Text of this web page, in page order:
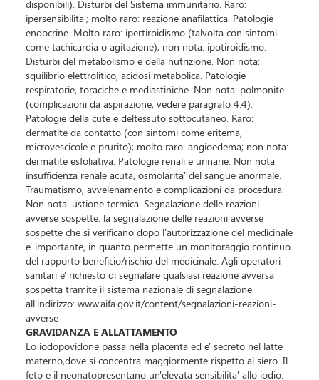
disponibili). Disturbi del Sistema immunitario. Raro:
ipersensibilita'; molto raro: reazione anafilattica. Patologie
endocrine. Molto raro: ipertiroidismo (talvolta con sintomi
come tachicardia o agitazione); non nota: ipotiroidismo.
Disturbi del metabolismo e della nutrizione. Non nota:
squilibrio elettrolitico, acidosi metabolica. Patologie
respiratorie, toraciche e mediastiniche. Non nota: polmonite
(complicazioni da aspirazione, vedere paragrafo 4.4).
Patologie della cute e deltessuto sottocutaneo. Raro:
dermatite da contatto (con sintomi come eritema,
microvescicole e prurito); molto raro: angioedema; non nota:
dermatite esfoliativa. Patologie renali e urinarie. Non nota:
insufficienza renale acuta, osmolarita' del sangue anormale.
Traumatismo, avvelenamento e complicazioni da procedura.
Non nota: ustione termica. Segnalazione delle reazioni
avverse sospette: la segnalazione delle reazioni avverse
sospette che si verificano dopo l'autorizzazione del medicinale
e' importante, in quanto permette un monitoraggio continuo
del rapporto beneficio/rischio del medicinale. Agli operatori
sanitari e' richiesto di segnalare qualsiasi reazione avversa
sospetta tramite il sistema nazionale di segnalazione
all'indirizzo: www.aifa.gov.it/content/segnalazioni-reazioni-
avverse
GRAVIDANZA E ALLATTAMENTO
Lo iodopovidone passa nella placenta ed e' secreto nel latte
materno,dove si concentra maggiormente rispetto al siero. Il
feto e il neonatopresentano un'elevata sensibilita' allo iodio.